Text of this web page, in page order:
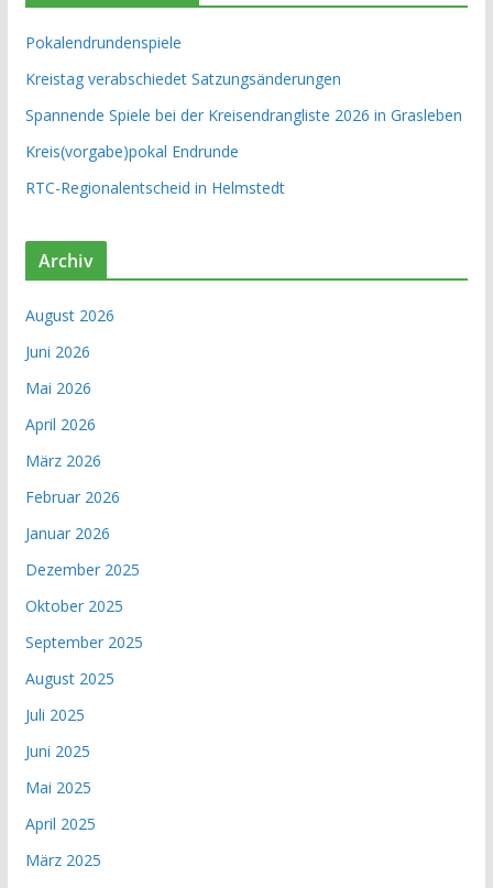
Pokalendrundenspiele
Kreistag verabschiedet Satzungsänderungen
Spannende Spiele bei der Kreisendrangliste 2026 in Grasleben
Kreis(vorgabe)pokal Endrunde
RTC-Regionalentscheid in Helmstedt
Archiv
August 2026
Juni 2026
Mai 2026
April 2026
März 2026
Februar 2026
Januar 2026
Dezember 2025
Oktober 2025
September 2025
August 2025
Juli 2025
Juni 2025
Mai 2025
April 2025
März 2025